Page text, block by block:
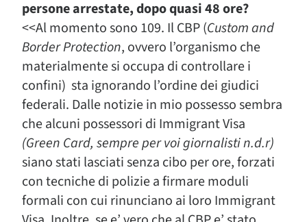
persone arrestate, dopo quasi 48 ore?
<<Al momento sono 109. Il CBP (Custom and
Border Protection, ovvero l’organismo che
materialmente si occupa di controllare i
confini) sta ignorando l’ordine dei giudici
federali. Dalle notizie in mio possesso sembra
che alcuni possessori di Immigrant Visa
(Green Card, sempre per voi giornalisti n.d.r)
siano stati lasciati senza cibo per ore, forzati
con tecniche di polizie a firmare moduli
formali con cui rinunciano ai loro Immigrant